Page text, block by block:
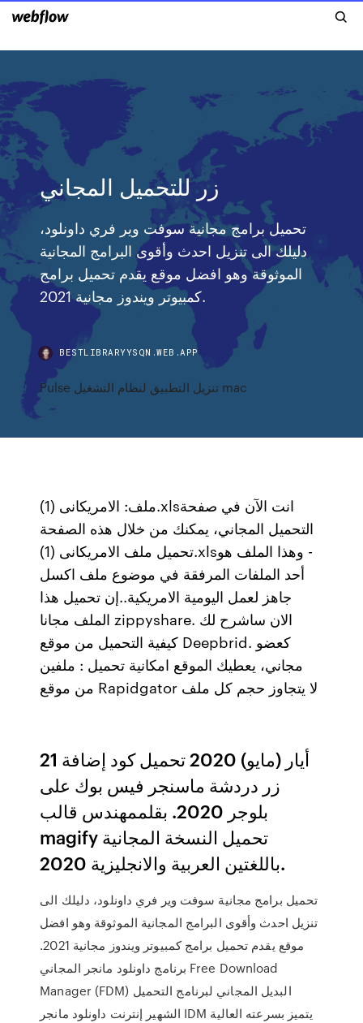
زر للتحميل المجاني
تحميل برامج مجانية سوفت وير فري داونلود،
دليلك الى تنزيل احدث وأقوى البرامج المجانية
الموثوقة وهو افضل موقع يقدم تحميل برامج
كمبيوتر ويندوز مجانية 2021.
BESTLIBRARYYSQN.WEB.APP
Pulse تنزيل التطبيق لنظام التشغيل mac
ملف: الامريكانى (1).xls‏ انت الآن في صفحة
التحميل المجاني، يمكنك من خلال هذه الصفحة
تحميل ملف الامريكانى (1).xls‏ - وهذا الملف هو
أحد الملفات المرفقة في موضوع ملف اكسل
جاهز لعمل اليومية الامريكية..إن تحميل هذا
الملف مجانا zippyshare. الان ساشرح لك
كيفية التحميل من موقع Deepbrid. كعضو
مجاني، يعطيك الموقع امكانية تحميل : ملفين
21 أيار (مايو) 2020 تحميل كود إضافة
زر دردشة ماسنجر فيس بوك على
بلوجر 2020. بقلممهندس قالب
magify تحميل النسخة المجانية
باللغتين العربية والانجليزية 2020.
تحميل برامج مجانية سوفت وير فري داونلود، دليلك الى
تنزيل احدث وأقوى البرامج المجانية الموثوقة وهو افضل
موقع يقدم تحميل برامج كمبيوتر ويندوز مجانية 2021.
برنامج داونلود مانجر المجاني Free Download
Manager (FDM) البديل المجاني لبرنامج التحميل
الشهير إنترنت داونلود مانجر IDM يتميز بسرعته العالية